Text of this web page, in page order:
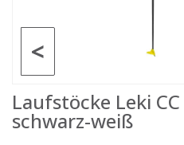
<
Laufstöcke Leki
schwarz-weiß